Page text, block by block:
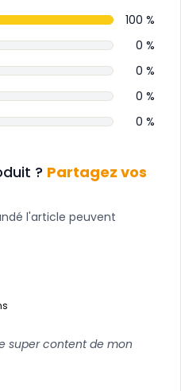
100 %
0 %
0 %
0 %
0 %
? Partagez vos
l'article peuvent
super content de mon